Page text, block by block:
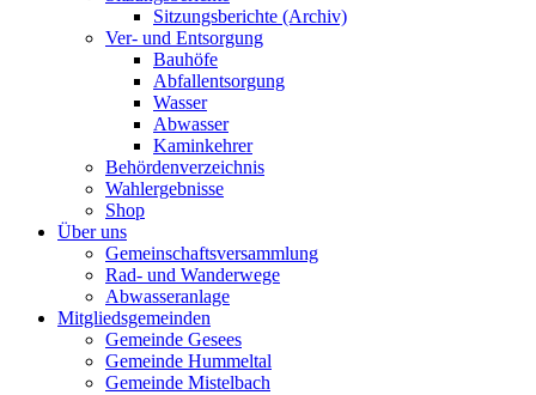
Sitzungsberichte (Archiv)
Ver- und Entsorgung
Bauhöfe
Abfallentsorgung
Wasser
Abwasser
Kaminkehrer
Behördenverzeichnis
Wahlergebnisse
Shop
Über uns
Gemeinschaftsversammlung
Rad- und Wanderwege
Abwasseranlage
Mitgliedsgemeinden
Gemeinde Gesees
Gemeinde Hummeltal
Gemeinde Mistelbach